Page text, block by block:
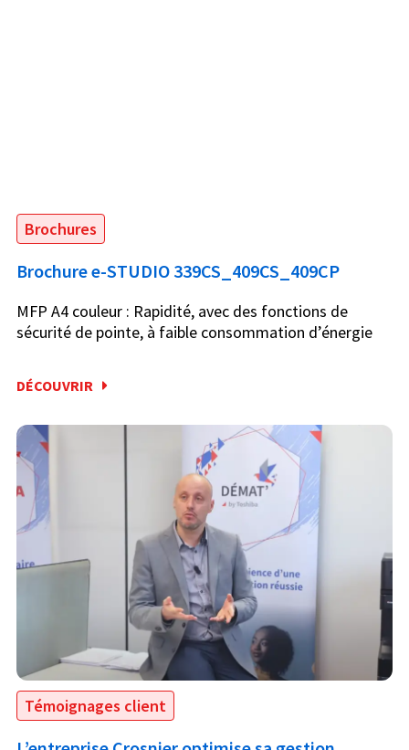
Brochures
Brochure e-STUDIO 339CS_409CS_409CP
MFP A4 couleur : Rapidité, avec des fonctions de
sécurité de pointe, à faible consommation d’énergie
DÉCOUVRIR
Témoignages client